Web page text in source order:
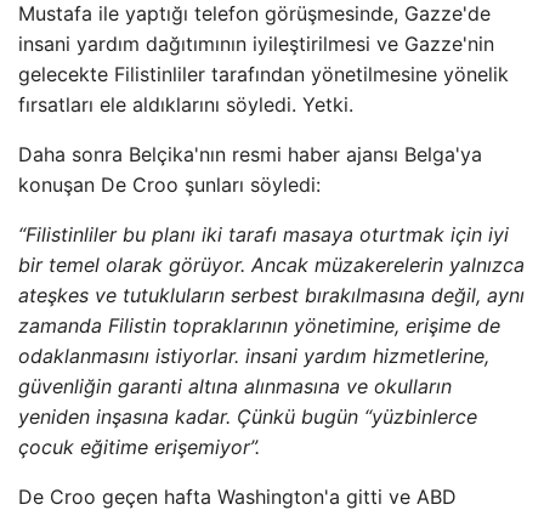
Mustafa ile yaptığı telefon görüşmesinde, Gazze'de
insani yardım dağıtımının iyileştirilmesi ve Gazze'nin
gelecekte Filistinliler tarafından yönetilmesine yönelik
fırsatları ele aldıklarını söyledi. Yetki.
Daha sonra Belçika'nın resmi haber ajansı Belga'ya
konuşan De Croo şunları söyledi:
“Filistinliler bu planı iki tarafı masaya oturtmak için iyi
bir temel olarak görüyor. Ancak müzakerelerin yalnızca
ateşkes ve tutukluların serbest bırakılmasına değil, aynı
zamanda Filistin topraklarının yönetimine, erişime de
odaklanmasını istiyorlar. insani yardım hizmetlerine,
güvenliğin garanti altına alınmasına ve okulların
yeniden inşasına kadar. Çünkü bugün “yüzbinlerce
çocuk eğitime erişemiyor”.
De Croo geçen hafta Washington'a gitti ve ABD